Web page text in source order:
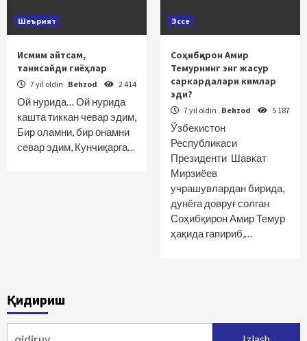
Шеърият
Исмим айтсам,
танисайди гиёҳлар
7 yil oldin Behzod 2 414
Ой нурида… Ой нурида
кашта тиккан чевар эдим,
Бир оламни, бир онамни
севар эдим, Кунчиқарга…
Эссе
Соҳибқирон Амир
Темурнинг энг жасур
саркардалари кимлар
эди?
7 yil oldin Behzod 5 187
Ўзбекистон
Республикаси
Президенти Шавкат
Мирзиёев
учрашувлардан бирида,
дунёга довруғ солган
Соҳибқирон Амир Темур
ҳақида гапириб,…
Қидириш